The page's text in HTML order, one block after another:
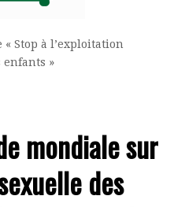
« Stop à l’exploitation
enfants »
mondiale sur
des